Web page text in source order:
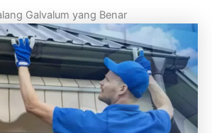
Galvalum yang Benar